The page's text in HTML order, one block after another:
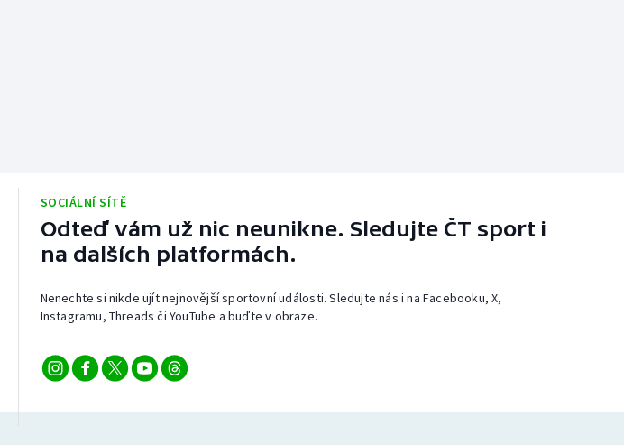
SOCIÁLNÍ SÍTĚ
Odteď vám už nic neunikne. Sledujte ČT sport i
na dalších platformách.
Nenechte si nikde ujít nejnovější sportovní události. Sledujte nás i na Facebooku, X,
Instagramu, Threads či YouTube a buďte v obraze.